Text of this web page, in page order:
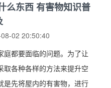
么东西 有害物知识普
02 20:50:40
庭都要面临的问题。为了让
取各种各样的方法来提升空
是先将屋内的有害物，进行